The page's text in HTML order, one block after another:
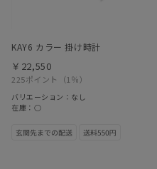
KAY6 カラー 掛け時計
225ポイント （1％）
￥22,550
バリエーション：なし
在庫：○